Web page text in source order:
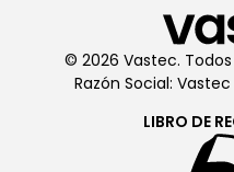
De
a
De
a
© 2026 Vastec.
Razón Social: Vastec
LIBRO DE